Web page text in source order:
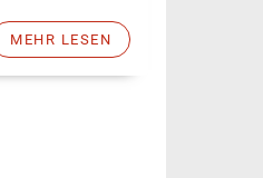
MEHR LESEN